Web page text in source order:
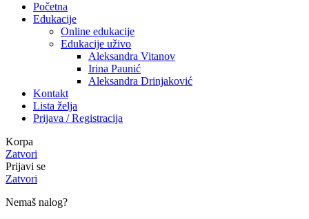
Početna
Edukacije
Online edukacije
Edukacije uživo
Aleksandra Vitanov
Irina Paunić
Aleksandra Drinjaković
Kontakt
Lista želja
Prijava / Registracija
Korpa
Zatvori
Prijavi se
Zatvori
Nemaš nalog?